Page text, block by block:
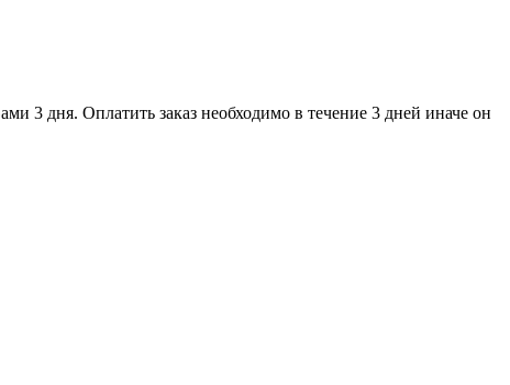
3 дня. Оплатить заказ необходимо в течение 3 дней иначе он